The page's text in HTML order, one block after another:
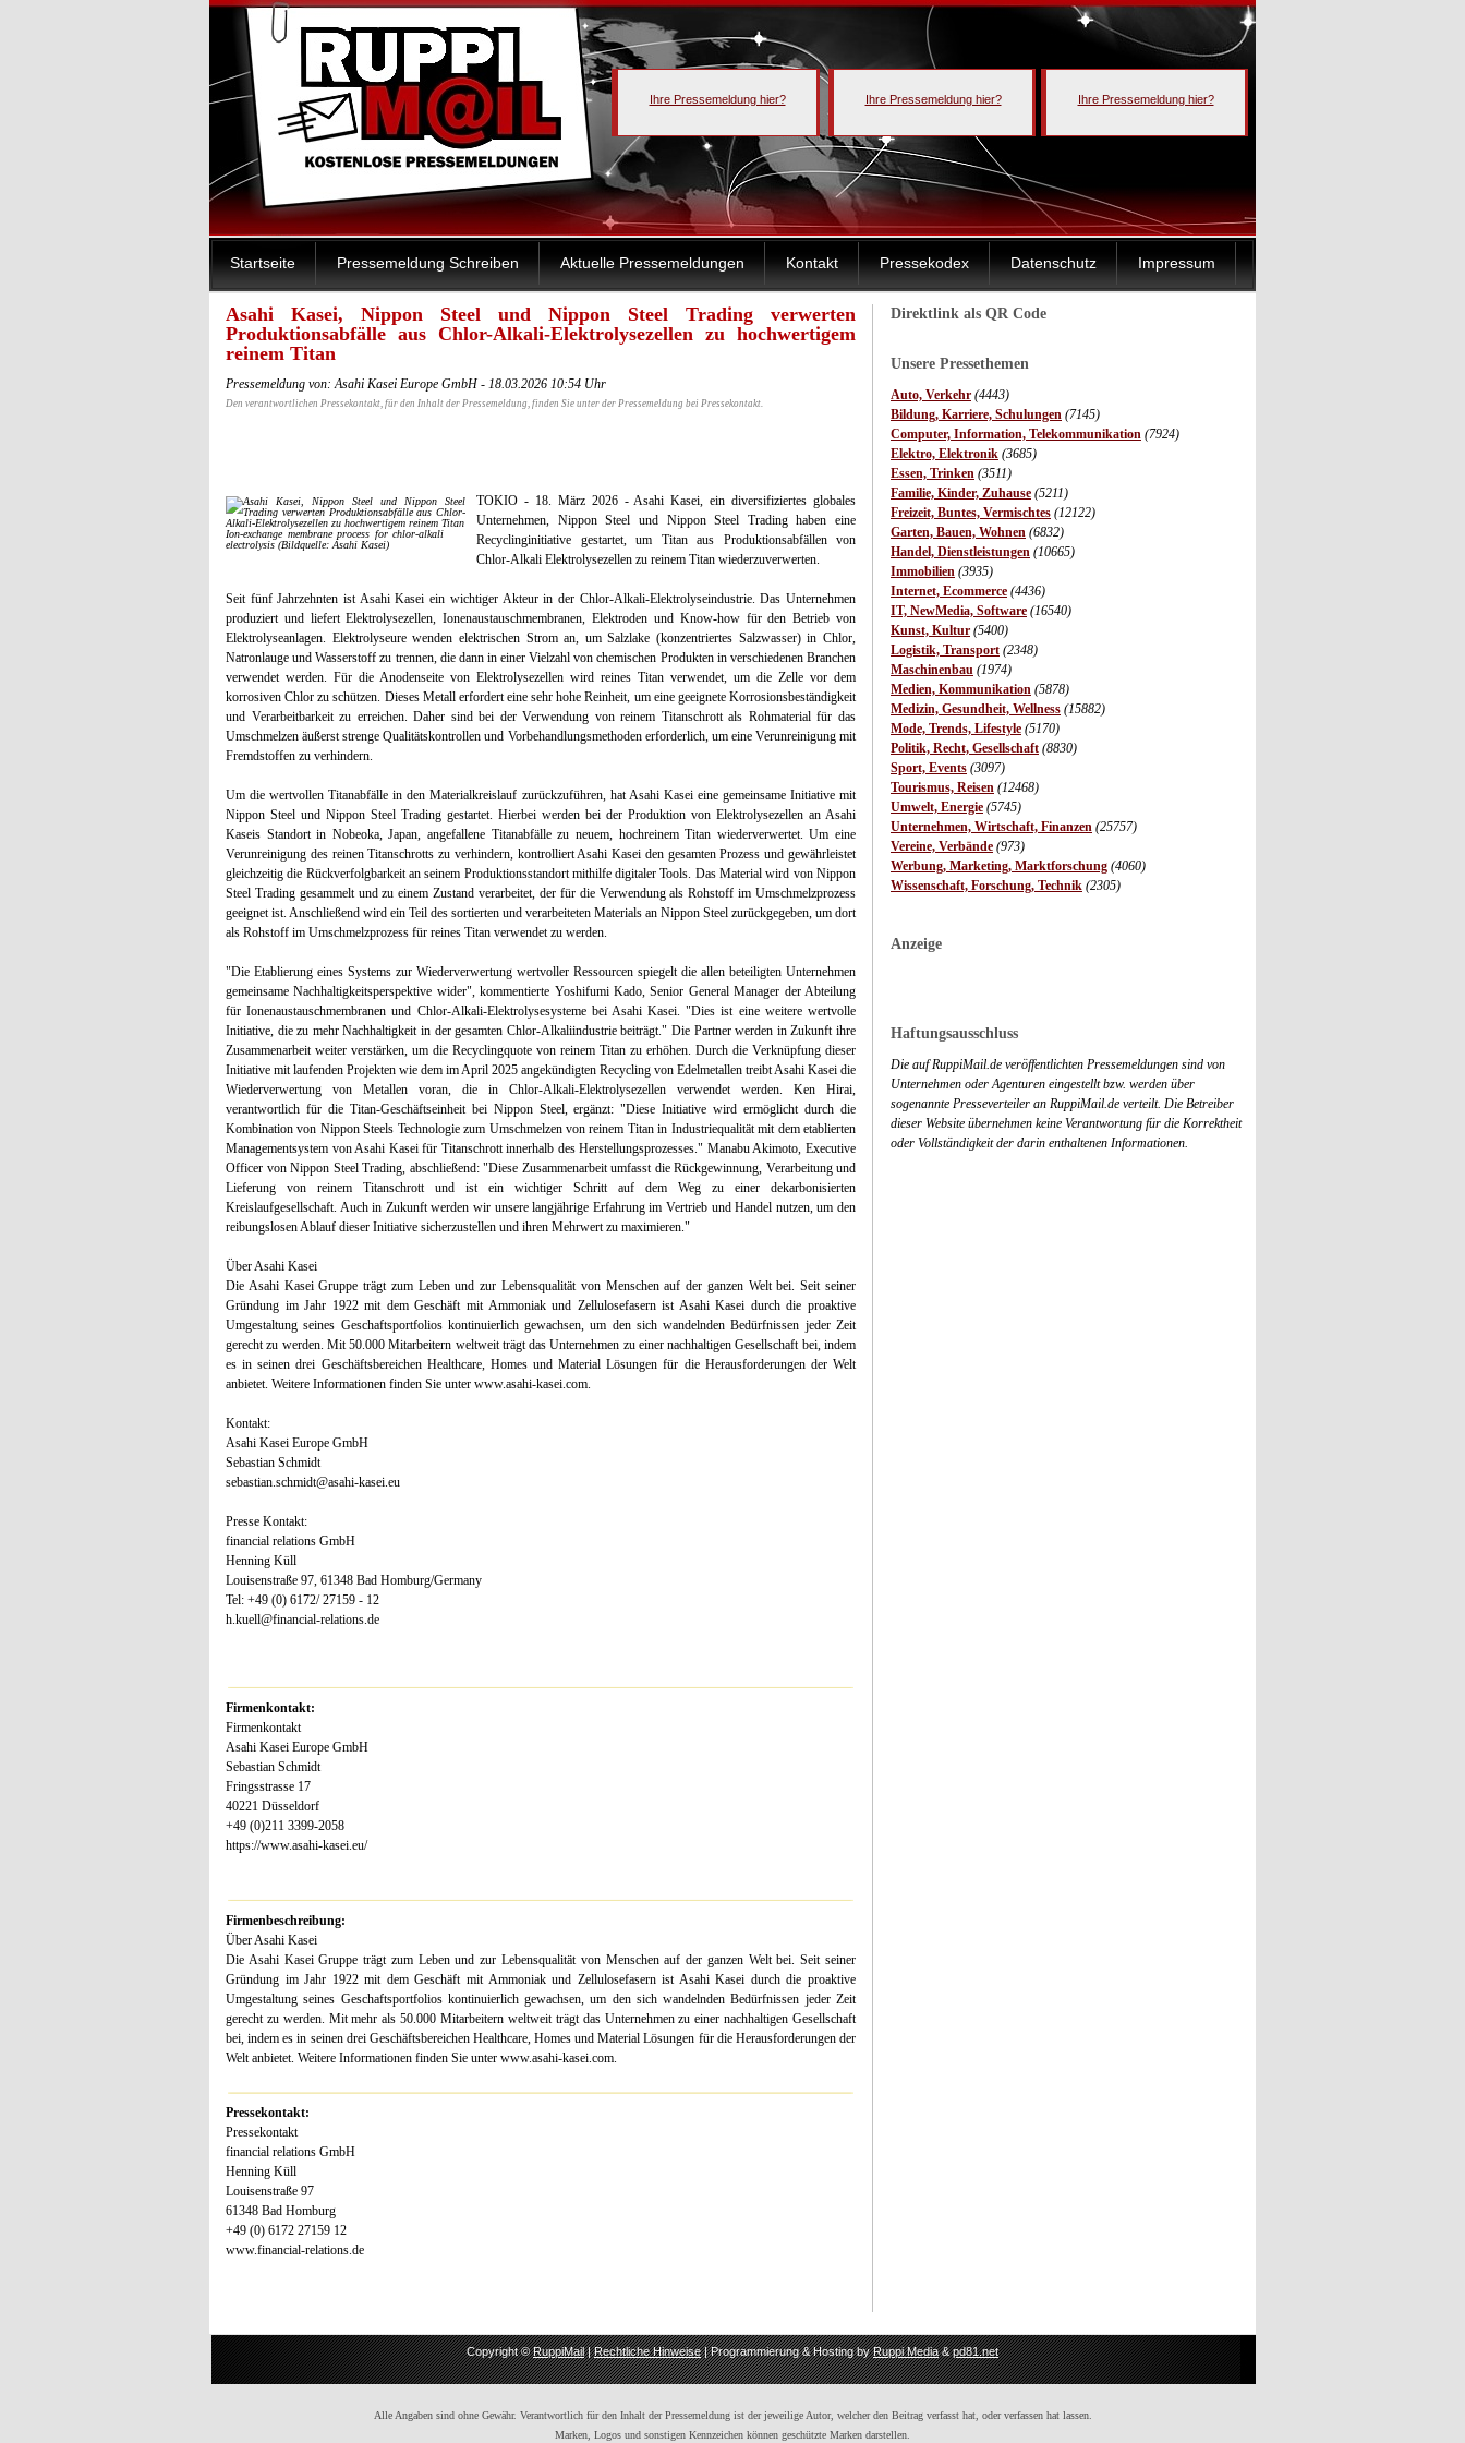
Ihre Pressemeldung hier? Ihre Pressemeldung hier? Ihre Pressemeldung hier?
Startseite Pressemeldung Schreiben Aktuelle Pressemeldungen Kontakt Pressekodex Datenschutz Impressum
Direktlink als QR Code
Unsere Pressethemen
Auto, Verkehr (4443)
Bildung, Karriere, Schulungen (7145)
Computer, Information, Telekommunikation (7924)
Elektro, Elektronik (3685)
Essen, Trinken (3511)
Familie, Kinder, Zuhause (5211)
Freizeit, Buntes, Vermischtes (12122)
Garten, Bauen, Wohnen (6832)
Handel, Dienstleistungen (10665)
Immobilien (3935)
Internet, Ecommerce (4436)
IT, NewMedia, Software (16540)
Kunst, Kultur (5400)
Logistik, Transport (2348)
Maschinenbau (1974)
Medien, Kommunikation (5878)
Medizin, Gesundheit, Wellness (15882)
Mode, Trends, Lifestyle (5170)
Politik, Recht, Gesellschaft (8830)
Sport, Events (3097)
Tourismus, Reisen (12468)
Umwelt, Energie (5745)
Unternehmen, Wirtschaft, Finanzen (25757)
Vereine, Verbände (973)
Werbung, Marketing, Marktforschung (4060)
Wissenschaft, Forschung, Technik (2305)
Anzeige
Haftungsausschluss
Die auf RuppiMail.de veröffentlichten Pressemeldungen sind von
Unternehmen oder Agenturen eingestellt bzw. werden über
sogenannte Presseverteiler an RuppiMail.de verteilt. Die Betreiber
dieser Website übernehmen keine Verantwortung für die Korrektheit
oder Vollständigkeit der darin enthaltenen Informationen.
Asahi Kasei, Nippon Steel und Nippon Steel Trading verwerten
Produktionsabfälle aus Chlor-Alkali-Elektrolysezellen zu hochwertigem
reinem Titan
Pressemeldung von: Asahi Kasei Europe GmbH - 18.03.2026 10:54 Uhr
Den verantwortlichen Pressekontakt, für den Inhalt der Pressemeldung, finden Sie unter der Pressemeldung bei Pressekontakt.
Ion-exchange membrane process for chlor-alkali
electrolysis (Bildquelle: Asahi Kasei)
TOKIO - 18. März 2026 - Asahi Kasei, ein diversifiziertes globales
Unternehmen, Nippon Steel und Nippon Steel Trading haben eine
Recyclinginitiative gestartet, um Titan aus Produktionsabfällen von
Chlor-Alkali Elektrolysezellen zu reinem Titan wiederzuverwerten.
Seit fünf Jahrzehnten ist Asahi Kasei ein wichtiger Akteur in der Chlor-Alkali-Elektrolyseindustrie. Das Unternehmen
produziert und liefert Elektrolysezellen, Ionenaustauschmembranen, Elektroden und Know-how für den Betrieb von
Elektrolyseanlagen. Elektrolyseure wenden elektrischen Strom an, um Salzlake (konzentriertes Salzwasser) in Chlor,
Natronlauge und Wasserstoff zu trennen, die dann in einer Vielzahl von chemischen Produkten in verschiedenen Branchen
verwendet werden. Für die Anodenseite von Elektrolysezellen wird reines Titan verwendet, um die Zelle vor dem
korrosiven Chlor zu schützen. Dieses Metall erfordert eine sehr hohe Reinheit, um eine geeignete Korrosionsbeständigkeit
und Verarbeitbarkeit zu erreichen. Daher sind bei der Verwendung von reinem Titanschrott als Rohmaterial für das
Umschmelzen äußerst strenge Qualitätskontrollen und Vorbehandlungsmethoden erforderlich, um eine Verunreinigung mit
Fremdstoffen zu verhindern.
Um die wertvollen Titanabfälle in den Materialkreislauf zurückzuführen, hat Asahi Kasei eine gemeinsame Initiative mit
Nippon Steel und Nippon Steel Trading gestartet. Hierbei werden bei der Produktion von Elektrolysezellen an Asahi
Kaseis Standort in Nobeoka, Japan, angefallene Titanabfälle zu neuem, hochreinem Titan wiederverwertet. Um eine
Verunreinigung des reinen Titanschrotts zu verhindern, kontrolliert Asahi Kasei den gesamten Prozess und gewährleistet
gleichzeitig die Rückverfolgbarkeit an seinem Produktionsstandort mithilfe digitaler Tools. Das Material wird von Nippon
Steel Trading gesammelt und zu einem Zustand verarbeitet, der für die Verwendung als Rohstoff im Umschmelzprozess
geeignet ist. Anschließend wird ein Teil des sortierten und verarbeiteten Materials an Nippon Steel zurückgegeben, um dort
als Rohstoff im Umschmelzprozess für reines Titan verwendet zu werden.
"Die Etablierung eines Systems zur Wiederverwertung wertvoller Ressourcen spiegelt die allen beteiligten Unternehmen
gemeinsame Nachhaltigkeitsperspektive wider", kommentierte Yoshifumi Kado, Senior General Manager der Abteilung
für Ionenaustauschmembranen und Chlor-Alkali-Elektrolysesysteme bei Asahi Kasei. "Dies ist eine weitere wertvolle
Initiative, die zu mehr Nachhaltigkeit in der gesamten Chlor-Alkaliindustrie beiträgt." Die Partner werden in Zukunft ihre
Zusammenarbeit weiter verstärken, um die Recyclingquote von reinem Titan zu erhöhen. Durch die Verknüpfung dieser
Initiative mit laufenden Projekten wie dem im April 2025 angekündigten Recycling von Edelmetallen treibt Asahi Kasei die
Wiederverwertung von Metallen voran, die in Chlor-Alkali-Elektrolysezellen verwendet werden. Ken Hirai,
verantwortlich für die Titan-Geschäftseinheit bei Nippon Steel, ergänzt: "Diese Initiative wird ermöglicht durch die
Kombination von Nippon Steels Technologie zum Umschmelzen von reinem Titan in Industriequalität mit dem etablierten
Managementsystem von Asahi Kasei für Titanschrott innerhalb des Herstellungsprozesses." Manabu Akimoto, Executive
Officer von Nippon Steel Trading, abschließend: "Diese Zusammenarbeit umfasst die Rückgewinnung, Verarbeitung und
Lieferung von reinem Titanschrott und ist ein wichtiger Schritt auf dem Weg zu einer dekarbonisierten
Kreislaufgesellschaft. Auch in Zukunft werden wir unsere langjährige Erfahrung im Vertrieb und Handel nutzen, um den
reibungslosen Ablauf dieser Initiative sicherzustellen und ihren Mehrwert zu maximieren."
Über Asahi Kasei
Die Asahi Kasei Gruppe trägt zum Leben und zur Lebensqualität von Menschen auf der ganzen Welt bei. Seit seiner
Gründung im Jahr 1922 mit dem Geschäft mit Ammoniak und Zellulosefasern ist Asahi Kasei durch die proaktive
Umgestaltung seines Geschaftsportfolios kontinuierlich gewachsen, um den sich wandelnden Bedürfnissen jeder Zeit
gerecht zu werden. Mit 50.000 Mitarbeitern weltweit trägt das Unternehmen zu einer nachhaltigen Gesellschaft bei, indem
es in seinen drei Geschäftsbereichen Healthcare, Homes und Material Lösungen für die Herausforderungen der Welt
anbietet. Weitere Informationen finden Sie unter www.asahi-kasei.com.
Kontakt:
Asahi Kasei Europe GmbH
Sebastian Schmidt
sebastian.schmidt@asahi-kasei.eu
Presse Kontakt:
financial relations GmbH
Henning Küll
Louisenstraße 97, 61348 Bad Homburg/Germany
Tel: +49 (0) 6172/ 27159 - 12
h.kuell@financial-relations.de
Firmenkontakt:
Firmenkontakt
Asahi Kasei Europe GmbH
Sebastian Schmidt
Fringsstrasse 17
40221 Düsseldorf
+49 (0)211 3399-2058
https://www.asahi-kasei.eu/
Firmenbeschreibung:
Über Asahi Kasei
Die Asahi Kasei Gruppe trägt zum Leben und zur Lebensqualität von Menschen auf der ganzen Welt bei. Seit seiner
Gründung im Jahr 1922 mit dem Geschäft mit Ammoniak und Zellulosefasern ist Asahi Kasei durch die proaktive
Umgestaltung seines Geschaftsportfolios kontinuierlich gewachsen, um den sich wandelnden Bedürfnissen jeder Zeit
gerecht zu werden. Mit mehr als 50.000 Mitarbeitern weltweit trägt das Unternehmen zu einer nachhaltigen Gesellschaft
bei, indem es in seinen drei Geschäftsbereichen Healthcare, Homes und Material Lösungen für die Herausforderungen der
Welt anbietet. Weitere Informationen finden Sie unter www.asahi-kasei.com.
Pressekontakt:
Pressekontakt
financial relations GmbH
Henning Küll
Louisenstraße 97
61348 Bad Homburg
+49 (0) 6172 27159 12
www.financial-relations.de
Copyright ©RuppiMail|Rechtliche Hinweise| Programmierung & Hosting byRuppi Media&pd81.net
Alle Angaben sind ohne Gewähr. Verantwortlich für den Inhalt der Pressemeldung ist der jeweilige Autor, welcher den Beitrag verfasst hat, oder verfassen hat lassen.
Marken, Logos und sonstigen Kennzeichen können geschützte Marken darstellen.